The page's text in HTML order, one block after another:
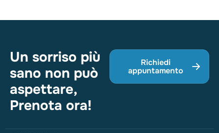
Un sorriso più
sano non può
aspettare,
Prenota ora!
Richiedi
appuntamento